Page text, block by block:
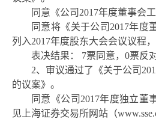
同意《公司 2017年度董事会
同意将《关于公司 2017年度
列入2017年度股东大会会议议程
表决结果：
7票同意，0票反
2、审议通过了《关于公司
的议案》。
同意《公司 2017年度独立董
见上海证券交易所网站（